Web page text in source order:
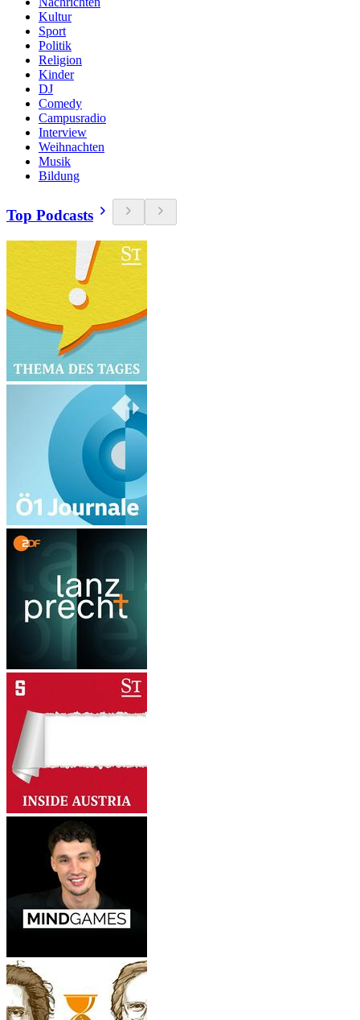
Kultur
Sport
Politik
Religion
Kinder
DJ
Comedy
Campusradio
Interview
Weihnachten
Musik
Bildung
Top Podcasts